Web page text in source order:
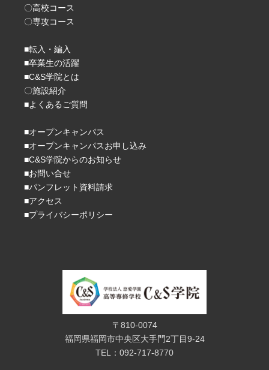
〇高校コース
〇専攻コース
■転入・編入
■卒業生の活躍
■C&S学院とは
〇施設紹介
■よくあるご質問
■オープンキャンパス
■オープンキャンパスお申し込み
■C&S学院からのお知らせ
■お問い合せ
■パンフレット資料請求
■アクセス
■プライバシーポリシー
〒810-0074
福岡県福岡市中央区大手門2丁目9-24
TEL：092-717-8770